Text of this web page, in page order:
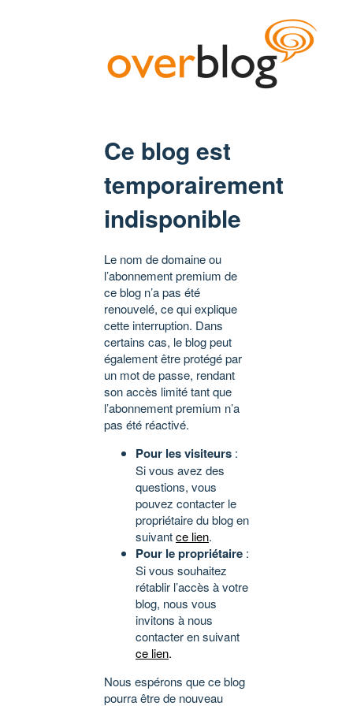
Ce blog est
temporairement
indisponible
Le nom de domaine ou
l’abonnement premium de
ce blog n’a pas été
renouvelé, ce qui explique
cette interruption. Dans
certains cas, le blog peut
également être protégé par
un mot de passe, rendant
son accès limité tant que
l’abonnement premium n’a
pas été réactivé.
Pour les visiteurs :
Si vous avez des
questions, vous
pouvez contacter le
propriétaire du blog en
suivantce lien.
Pour le propriétaire :
Si vous souhaitez
rétablir l’accès à votre
blog, nous vous
invitons à nous
contacter en suivant
ce lien.
Nous espérons que ce blog
pourra être de nouveau